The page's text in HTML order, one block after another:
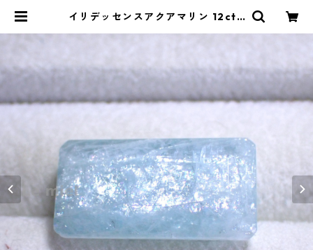
イリデッセンスアクアマリン 12ct 1